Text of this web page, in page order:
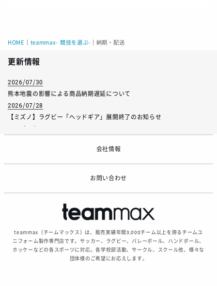
HOME teammax- 競技を選ぶ- 納期・配送
更新情報
2026/07/30
熊本地震の影響による商品納期遅延について
2026/07/28
【ミズノ】ラグビー「ヘッドギア」展開終了のお知らせ
【アシックス】一部商品「生地の在庫限り」廃盤のお知らせ
会社情報
お問い合わせ
teammax（チームマックス）は、販売実績年間3,000チーム以上を誇るチームユ
ニフォーム製作専門店です。サッカー、ラグビー、バレーボール、ハンドボール、
ホッケーなどの各スポーツに対応。各学校部活動、サークル、スクール他、様々な
団体様のご希望にお応えします。